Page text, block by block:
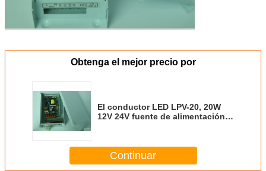
Obtenga el mejor precio por
El conductor LED LPV-20, 20W
12V 24V fuente de alimentación a
LED
Continuar